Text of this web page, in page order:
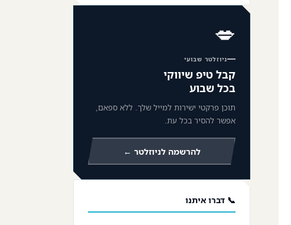
💋
ניוזלטר שבועי
קבל טיפ שיווקי
בכל שבוע
תוכן פרקטי ישירות למייל שלך. ללא ספאם,
אפשר להסיר בכל עת.
להרשמה לניוזלטר ←
📞 דברו איתנו